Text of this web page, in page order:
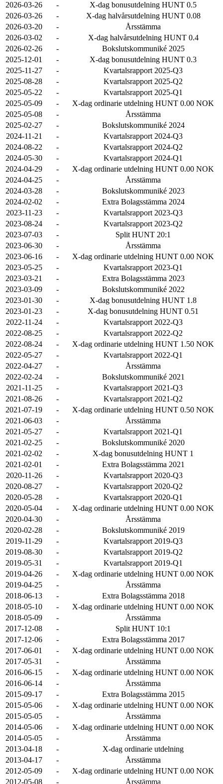
2026-03-26
-
X-dag bonusutdelning HUNT 0.5
2026-03-26
-
X-dag halvårsutdelning HUNT 0.08
2026-03-20
-
Årsstämma
2026-03-02
-
X-dag halvårsutdelning HUNT 0.4
2026-02-26
-
Bokslutskommuniké 2025
2025-12-01
-
X-dag bonusutdelning HUNT 0.3
2025-11-27
-
Kvartalsrapport 2025-Q3
2025-08-28
-
Kvartalsrapport 2025-Q2
2025-05-22
-
Kvartalsrapport 2025-Q1
2025-05-09
-
X-dag ordinarie utdelning HUNT 0.00 NOK
2025-05-08
-
Årsstämma
2025-02-27
-
Bokslutskommuniké 2024
2024-11-21
-
Kvartalsrapport 2024-Q3
2024-08-22
-
Kvartalsrapport 2024-Q2
2024-05-30
-
Kvartalsrapport 2024-Q1
2024-04-29
-
X-dag ordinarie utdelning HUNT 0.00 NOK
2024-04-25
-
Årsstämma
2024-03-28
-
Bokslutskommuniké 2023
2024-02-02
-
Extra Bolagsstämma 2024
2023-11-23
-
Kvartalsrapport 2023-Q3
2023-08-24
-
Kvartalsrapport 2023-Q2
2023-07-03
-
Split HUNT 20:1
2023-06-30
-
Årsstämma
2023-06-16
-
X-dag ordinarie utdelning HUNT 0.00 NOK
2023-05-25
-
Kvartalsrapport 2023-Q1
2023-03-21
-
Extra Bolagsstämma 2023
2023-03-09
-
Bokslutskommuniké 2022
2023-01-30
-
X-dag bonusutdelning HUNT 1.8
2023-01-23
-
X-dag bonusutdelning HUNT 0.51
2022-11-24
-
Kvartalsrapport 2022-Q3
2022-08-25
-
Kvartalsrapport 2022-Q2
2022-08-24
-
X-dag ordinarie utdelning HUNT 1.50 NOK
2022-05-27
-
Kvartalsrapport 2022-Q1
2022-04-27
-
Årsstämma
2022-02-24
-
Bokslutskommuniké 2021
2021-11-25
-
Kvartalsrapport 2021-Q3
2021-08-26
-
Kvartalsrapport 2021-Q2
2021-07-19
-
X-dag ordinarie utdelning HUNT 0.50 NOK
2021-06-03
-
Årsstämma
2021-05-27
-
Kvartalsrapport 2021-Q1
2021-02-25
-
Bokslutskommuniké 2020
2021-02-02
-
X-dag bonusutdelning HUNT 1
2021-02-01
-
Extra Bolagsstämma 2021
2020-11-26
-
Kvartalsrapport 2020-Q3
2020-08-27
-
Kvartalsrapport 2020-Q2
2020-05-28
-
Kvartalsrapport 2020-Q1
2020-05-04
-
X-dag ordinarie utdelning HUNT 0.00 NOK
2020-04-30
-
Årsstämma
2020-02-28
-
Bokslutskommuniké 2019
2019-11-29
-
Kvartalsrapport 2019-Q3
2019-08-30
-
Kvartalsrapport 2019-Q2
2019-05-31
-
Kvartalsrapport 2019-Q1
2019-04-26
-
X-dag ordinarie utdelning HUNT 0.00 NOK
2019-04-25
-
Årsstämma
2018-06-13
-
Extra Bolagsstämma 2018
2018-05-10
-
X-dag ordinarie utdelning HUNT 0.00 NOK
2018-05-09
-
Årsstämma
2017-12-08
-
Split HUNT 10:1
2017-12-06
-
Extra Bolagsstämma 2017
2017-06-01
-
X-dag ordinarie utdelning HUNT 0.00 NOK
2017-05-31
-
Årsstämma
2016-06-15
-
X-dag ordinarie utdelning HUNT 0.00 NOK
2016-06-14
-
Årsstämma
2015-09-17
-
Extra Bolagsstämma 2015
2015-05-06
-
X-dag ordinarie utdelning HUNT 0.00 NOK
2015-05-05
-
Årsstämma
2014-05-06
-
X-dag ordinarie utdelning HUNT 0.00 NOK
2014-05-05
-
Årsstämma
2013-04-18
-
X-dag ordinarie utdelning
2013-04-17
-
Årsstämma
2012-05-09
-
X-dag ordinarie utdelning HUNT 0.00 NOK
2012-05-08
- Årsstämma